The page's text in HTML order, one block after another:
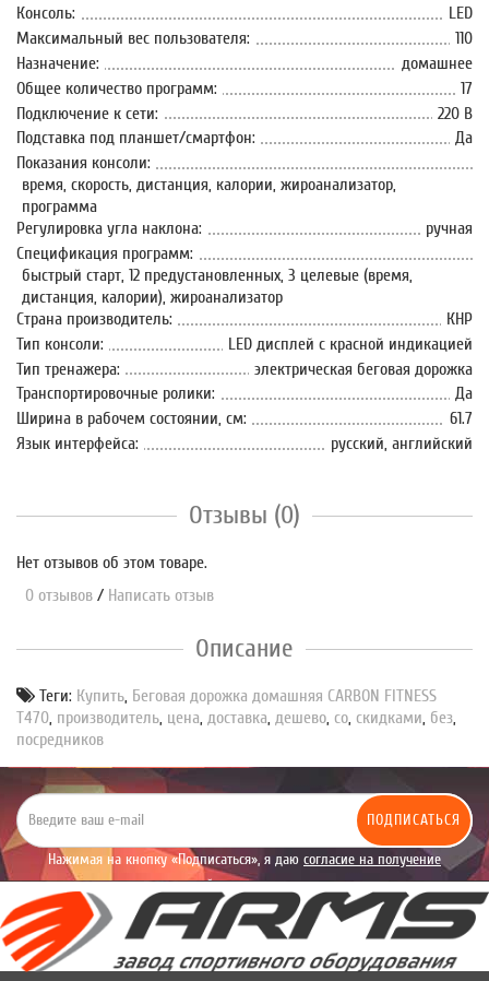
Консоль:
LED
Максимальный вес пользователя:
110
Назначение:
домашнее
Общее количество программ:
17
Подключение к сети:
220 В
Подставка под планшет/смартфон:
Да
Показания консоли:
время, скорость, дистанция, калории, жироанализатор,
программа
Регулировка угла наклона:
ручная
Спецификация программ:
быстрый старт, 12 предустановленных, 3 целевые (время,
дистанция, калории), жироанализатор
Страна производитель:
КНР
Тип консоли:
LED дисплей с красной индикацией
Тип тренажера:
электрическая беговая дорожка
Транспортировочные ролики:
Да
Ширина в рабочем состоянии, см:
61.7
Язык интерфейса:
русский, английский
Отзывы (0)
Нет отзывов об этом товаре.
0 отзывов / Написать отзыв
Описание
Теги: Купить, Беговая дорожка домашняя CARBON FITNESS
T470, производитель, цена, доставка, дешево, со, скидками, без,
посредников
ПОДПИСАТЬСЯ
Нажимая на кнопку «Подписаться», я даю согласие на получение
уведомлений рекламного характера.